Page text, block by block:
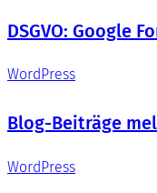
DSGVO: Google
WordPress
Blog-Beiträge
WordPress